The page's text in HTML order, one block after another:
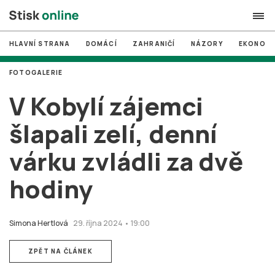
search
# MUNI
# Brno
# volby
login PŘIHLÁSIT SE
Zapomněli jste heslo?
HLAVNÍ STRANA DOMÁCÍ ZAHRANIČÍ NÁZORY
V Kobylí zájemci
šlapali zelí, denní
várku zvládli za dvě
hodiny
Simona Hertlová 29. října 2024 • 19:00
FOTOGALERIE
ZPĚT NA ČLÁNEK